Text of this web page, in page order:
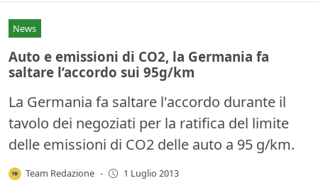
News
Auto e emissioni di CO2, la Germania fa
saltare l’accordo sui 95g/km
La Germania fa saltare l'accordo durante il
tavolo dei negoziati per la ratifica del limite
delle emissioni di CO2 delle auto a 95 g/km.
Team Redazione - 1 Luglio 2013